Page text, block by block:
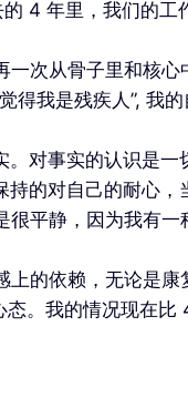
4 年里，我们的工
一次从骨子里和核
得我是残疾人”, 我
对事实的认识是
的对自己的耐心
平静，因为我有一
上的依赖，无论是
。我的情况现在